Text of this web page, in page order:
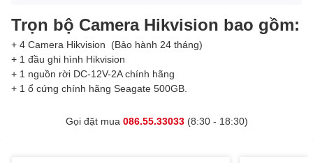
Trọn bộ Camera Hikvision bao gồm:
+ 4 Camera Hikvision (Bảo hành 24 tháng)
+ 1 đầu ghi hình Hikvision
+ 1 nguồn rời DC-12V-2A chính hãng
+ 1 ổ cứng chính hãng Seagate 500GB.
Gọi đặt mua 086.55.33033(8:30 - 18:30)